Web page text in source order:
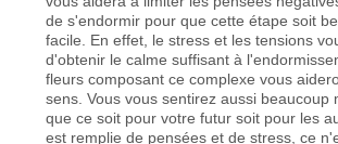
de s'endormir pour que cette étape soit
facile. En effet, le stress et les tensions
d'obtenir le calme suffisant à
fleurs composant ce complexe vous
sens. Vous vous sentirez aussi beaucoup
que ce soit pour votre futur soit pour les
est remplie de pensées et de stress, ce